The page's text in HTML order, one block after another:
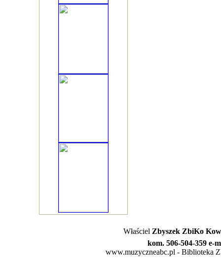
Właściel Zbyszek ZbiKo
kom. 506-504-359 e-
www.muzyczneabc.pl - Biblioteka